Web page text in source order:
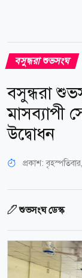
বসুন্ধরা শুভসংঘ
বসুন্ধরা
মাসব্যাপী
উদ্বোধন
প্রকাশ:
শুভসংঘ ডেস্ক